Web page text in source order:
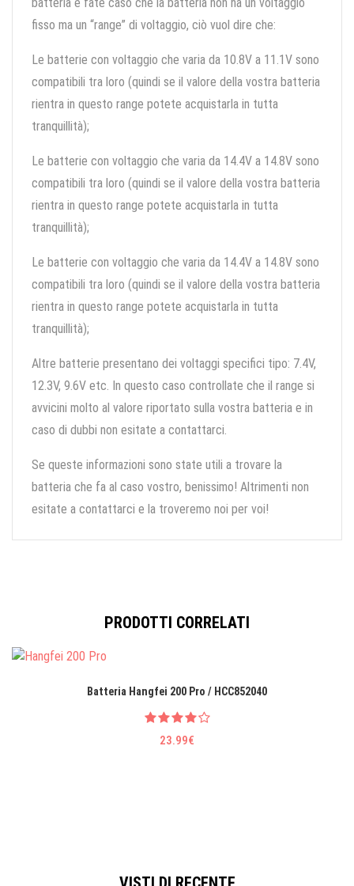
batteria e fate caso che la batteria non ha un voltaggio
fisso ma un “range” di voltaggio, ciò vuol dire che:
Le batterie con voltaggio che varia da 10.8V a 11.1V sono
compatibili tra loro (quindi se il valore della vostra batteria
rientra in questo range potete acquistarla in tutta
tranquillità);
Le batterie con voltaggio che varia da 14.4V a 14.8V sono
compatibili tra loro (quindi se il valore della vostra batteria
rientra in questo range potete acquistarla in tutta
tranquillità);
Le batterie con voltaggio che varia da 14.4V a 14.8V sono
compatibili tra loro (quindi se il valore della vostra batteria
rientra in questo range potete acquistarla in tutta
tranquillità);
Altre batterie presentano dei voltaggi specifici tipo: 7.4V,
12.3V, 9.6V etc. In questo caso controllate che il range si
avvicini molto al valore riportato sulla vostra batteria e in
caso di dubbi non esitate a contattarci.
Se queste informazioni sono state utili a trovare la
batteria che fa al caso vostro, benissimo! Altrimenti non
esitate a contattarci e la troveremo noi per voi!
PRODOTTI CORRELATI
Batteria Hangfei 200 Pro / HCC852040
23.99€